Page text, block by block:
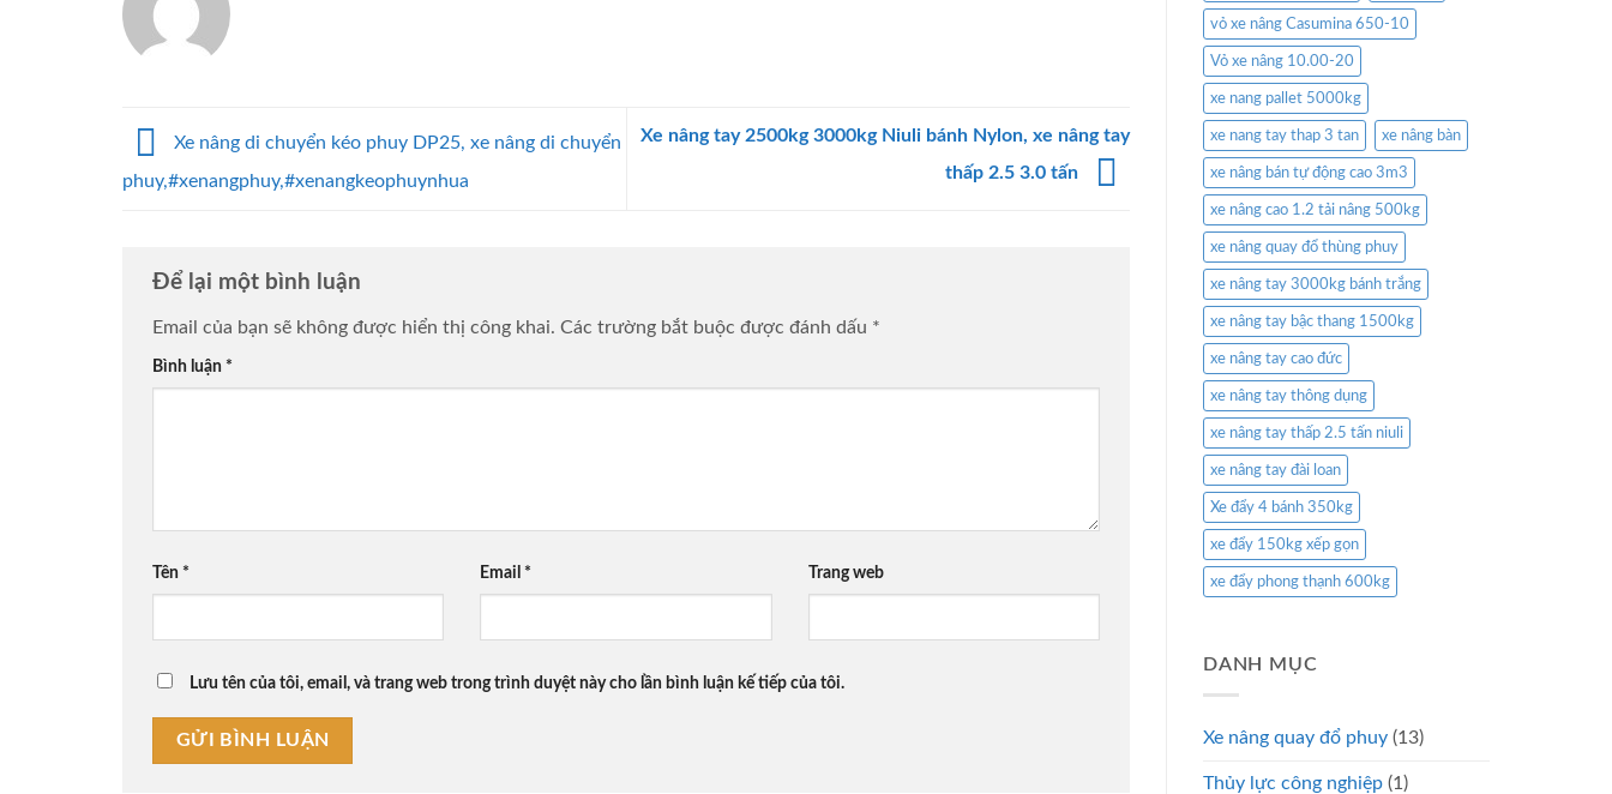
Xe nâng di chuyển kéo phuy DP25, xe nâng di chuyển
phuy,#xenangphuy,#xenangkeophuynhua
Xe nâng tay 2500kg 3000kg Niuli bánh Nylon, xe nâng tay
thấp 2.5 3.0 tấn
Để lại một bình luận
Email của bạn sẽ không được hiển thị công khai. Các trường bắt buộc được đánh dấu *
Bình luận *
Tên * Email * Trang web
Lưu tên của tôi, email, và trang web trong trình duyệt này cho lần bình luận kế tiếp của tôi.
vỏ xe nâng Casumina 650-10
Vỏ xe nâng 10.00-20
xe nang pallet 5000kg
xe nang tay thap 3 tan xe nâng bàn
xe nâng bán tự động cao 3m3
xe nâng cao 1.2 tải nâng 500kg
xe nâng quay đổ thùng phuy
xe nâng tay 3000kg bánh trắng
xe nâng tay bậc thang 1500kg
xe nâng tay cao đức
xe nâng tay thông dụng
xe nâng tay thấp 2.5 tấn niuli
xe nâng tay đài loan
Xe đẩy 4 bánh 350kg
xe đẩy 150kg xếp gọn
xe đẩy phong thạnh 600kg
DANH MỤC
Xe nâng quay đổ phuy (13)
Thủy lực công nghiệp (1)